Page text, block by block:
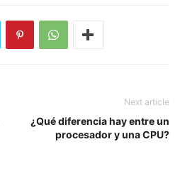
Next article
¿Qué diferencia hay entre un
procesador y una CPU?